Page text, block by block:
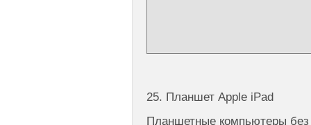
25. Планшет Apple iPad
Планшетные компьютеры без